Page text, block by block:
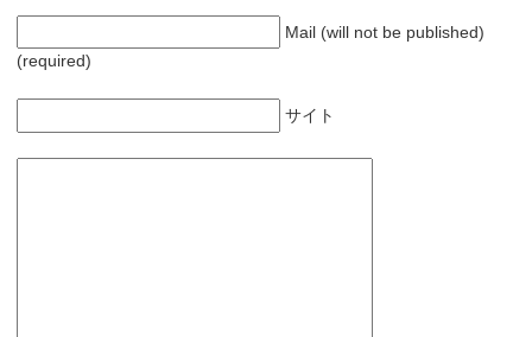
Mail (will not be published)
(required)
サイト